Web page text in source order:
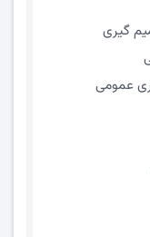
گیری
عمومی